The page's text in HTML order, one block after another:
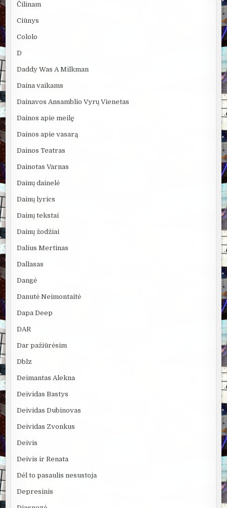
Čilinam
Ciūnys
Cololo
D
Daddy Was A Milkman
Daina vaikams
Dainavos Ansamblio Vyrų Vienetas
Dainos apie meilę
Dainos apie vasarą
Dainos Teatras
Dainotas Varnas
Dainų dainelė
Dainų lyrics
Dainų tekstai
Dainų žodžiai
Dalius Mertinas
Dallasas
Dangė
Danutė Neimontaitė
Dapa Deep
DAR
Dar pažiūrėsim
Dblz
Deimantas Alekna
Deividas Bastys
Deividas Dubinovas
Deividas Zvonkus
Deivis
Deivis ir Renata
Dėl to pasaulis nesustoja
Depresinis